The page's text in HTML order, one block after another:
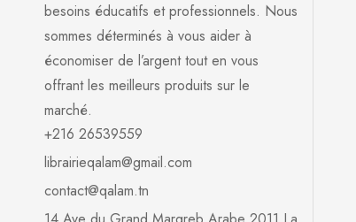
besoins éducatifs et professionnels. Nous
sommes déterminés à vous aider à
économiser de l’argent tout en vous
offrant les meilleurs produits sur le
marché.
+216 26539559
librairieqalam@gmail.com
contact@qalam.tn